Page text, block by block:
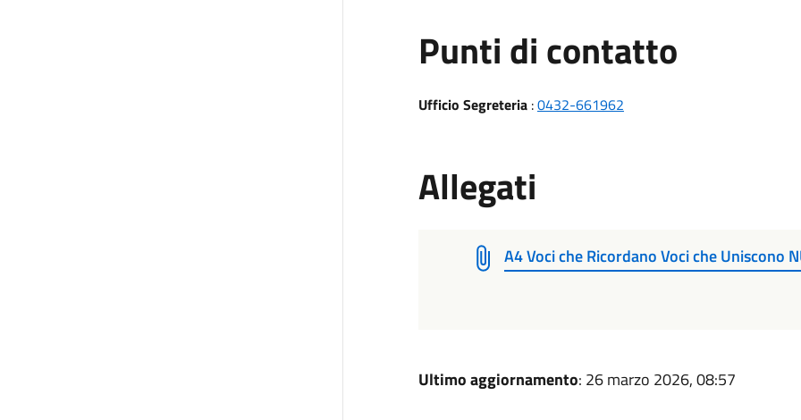
Punti di contatto
Ufficio Segreteria:0432-661962
Allegati
A4 Voci che Ricordano Voci che Uniscono
Ultimo aggiornamento: 26 marzo 2026, 08:57